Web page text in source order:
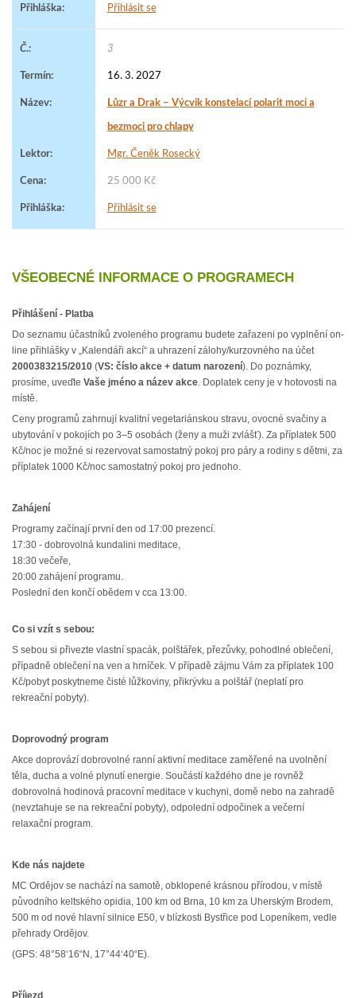
Přihlásit se
3
16. 3. 2027
Lůzr a Drak – Výcvik konstelací polarit moci a
bezmoci pro chlapy
Mgr. Čeněk Rosecký
25 000 Kč
Přihlásit se
VŠEOBECNÉ INFORMACE O PROGRAMECH
Přihlášení - Platba
Do seznamu účastníků zvoleného programu budete zařazeni po vyplnění on-
line přihlášky v „Kalendáři akcí“ a uhrazení zálohy/kurzovného na účet
2000383215/2010 (VS: číslo akce + datum narození). Do poznámky,
prosíme, uveďte Vaše jméno a název akce. Doplatek ceny je v hotovosti na
místě.
Ceny programů zahrnují kvalitní vegetariánskou stravu, ovocné svačiny a
ubytování v pokojích po 3–5 osobách (ženy a muži zvlášť). Za příplatek 500
Kč/noc je možné si rezervovat samostatný pokoj pro páry a rodiny s dětmi, za
příplatek 1000 Kč/noc samostatný pokoj pro jednoho.
Zahájení
Programy začínají první den od 17:00 prezencí.
17:30 - dobrovolná kundalini meditace,
18:30 večeře,
20:00 zahájení programu.
Poslední den končí obědem v cca 13:00.
Co si vzít s sebou:
S sebou si přivezte vlastní spacák, polštářek, přezůvky, pohodlné oblečení,
případně oblečení na ven a hrníček. V případě zájmu Vám za příplatek 100
Kč/pobyt poskytneme čisté lůžkoviny, přikrývku a polštář (neplatí pro
rekreační pobyty).
Doprovodný program
Akce doprovází dobrovolné ranní aktivní meditace zaměřené na uvolnění
těla, ducha a volné plynutí energie. Součástí každého dne je rovněž
dobrovolná hodinová pracovní meditace v kuchyni, domě nebo na zahradě
(nevztahuje se na rekreační pobyty), odpolední odpočinek a večerní
relaxační program.
Kde nás najdete
MC Ordějov se nachází na samotě, obklopené krásnou přírodou, v místě
původního keltského opidia, 100 km od Brna, 10 km za Uherským Brodem,
500 m od nové hlavní silnice E50, v blízkosti Bystřice pod Lopeníkem, vedle
přehrady Ordějov.
(GPS: 48°58‘16“N, 17°44‘40“E).
Příjezd